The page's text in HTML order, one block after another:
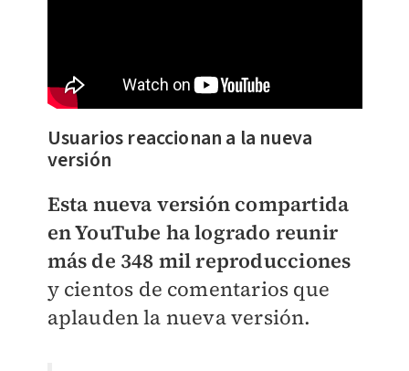
Usuarios reaccionan a la nueva
versión
Esta nueva versión compartida
en YouTube ha logrado reunir
más de 348 mil reproducciones
y cientos de comentarios que
aplauden la nueva versión.